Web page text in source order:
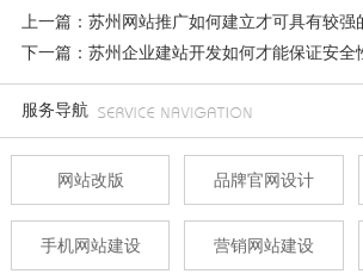
上一篇：苏州网站推广如何建立才可具有较强
下一篇：苏州企业建站开发如何才能保证安全
服务导航
网站改版 品牌官网设计
手机网站建设 营销网站建设